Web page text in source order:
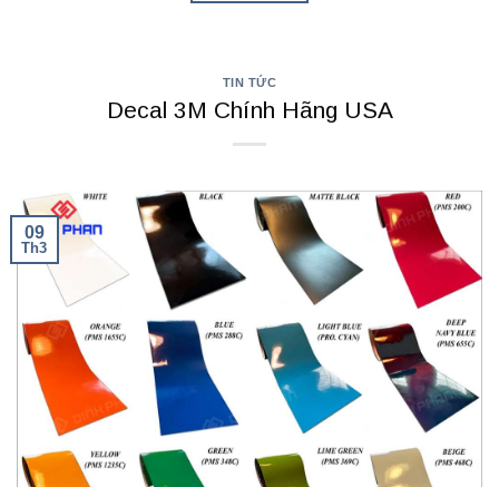
TIN TỨC
Decal 3M Chính Hãng USA
09
Th3